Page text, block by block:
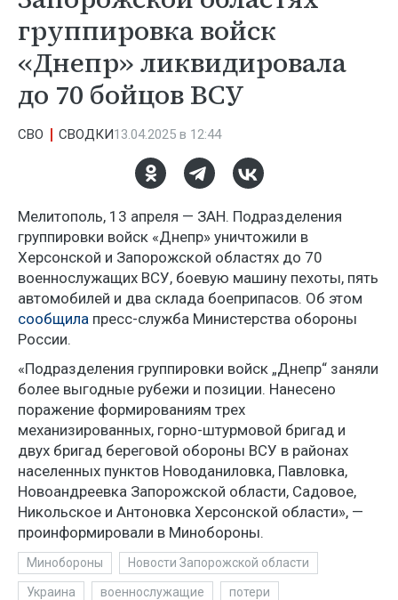
группировка войск
«Днепр» ликвидировала
до 70 бойцов ВСУ
СВО СВОДКИ13.04.2025 в 12:44
Мелитополь, 13 апреля — ЗАН. Подразделения
группировки войск «Днепр» уничтожили в
Херсонской и Запорожской областях до 70
военнослужащих ВСУ, боевую машину пехоты, пять
автомобилей и два склада боеприпасов. Об этом
сообщила пресс-служба Министерства обороны
России.
«Подразделения группировки войск „Днепр“ заняли
более выгодные рубежи и позиции. Нанесено
поражение формированиям трех
механизированных, горно-штурмовой бригад и
двух бригад береговой обороны ВСУ в районах
населенных пунктов Новоданиловка, Павловка,
Новоандреевка Запорожской области, Садовое,
Никольское и Антоновка Херсонской области», —
проинформировали в Минобороны.
Минобороны Новости Запорожской области
Украина военнослужащие потери